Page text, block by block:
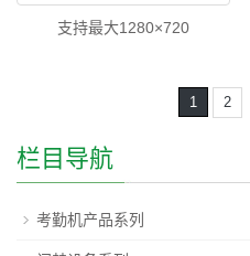
支持最大1280×720
1 2
栏目导航
考勤机产品系列